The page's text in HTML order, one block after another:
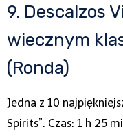
9. Descalzos
wiecznym
(Ronda)
Jedna z 10
Spirits”. Czas: 1 h 25